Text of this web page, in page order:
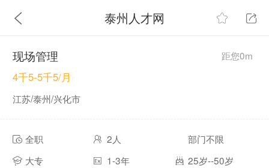
泰州人才网
现场管理 距您0m
4千5-5千5/月
江苏/泰州/兴化市
全职 2人
部门不限
大专
1-3年 25岁--50岁